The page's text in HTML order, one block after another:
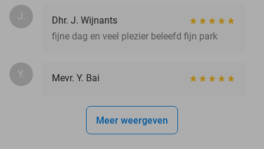
J.
Dhr. J. Wijnants
fijne dag en veel plezier beleefd fijn park
Y. Mevr. Y. Bai
Meer weergeven